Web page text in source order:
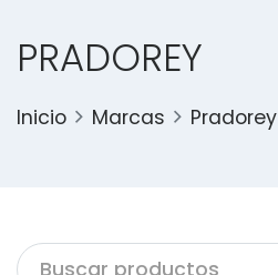
PRADOREY
Inicio Marcas Pradorey